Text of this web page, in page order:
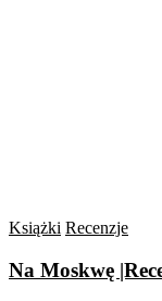
Książki Recenzje
Na Moskwę